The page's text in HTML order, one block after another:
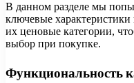
В данном разделе мы
ключевые
их ценовые категории,
выбор при покупке.
Функциональность